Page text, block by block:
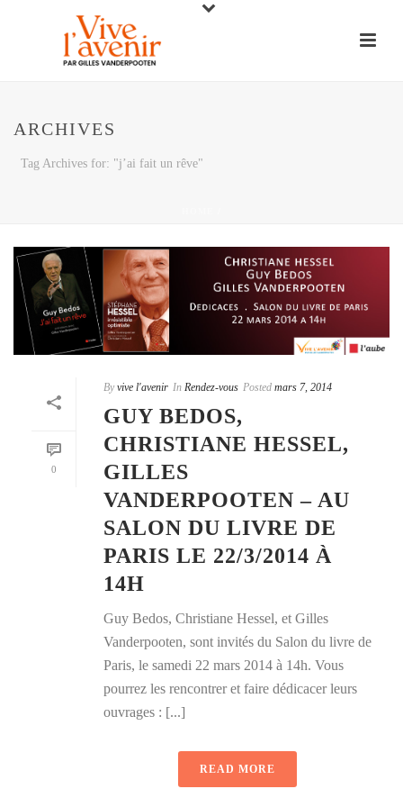
ARCHIVES
Tag Archives for: "j’ai fait un rêve"
0
By vive l'avenir In Rendez-vous Posted mars 7, 2014
GUY BEDOS,
CHRISTIANE HESSEL,
GILLES
VANDERPOOTEN – AU
SALON DU LIVRE DE
PARIS LE 22/3/2014 À
14H
Guy Bedos, Christiane Hessel, et Gilles
Vanderpooten, sont invités du Salon du livre de
Paris, le samedi 22 mars 2014 à 14h. Vous
pourrez les rencontrer et faire dédicacer leurs
ouvrages : [...]
READ MORE